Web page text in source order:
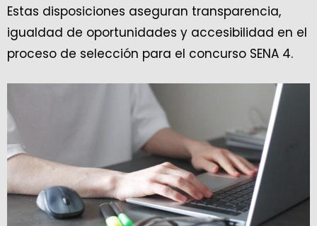
Estas disposiciones aseguran transparencia,
igualdad de oportunidades y accesibilidad en el
proceso de selección para el concurso SENA 4.